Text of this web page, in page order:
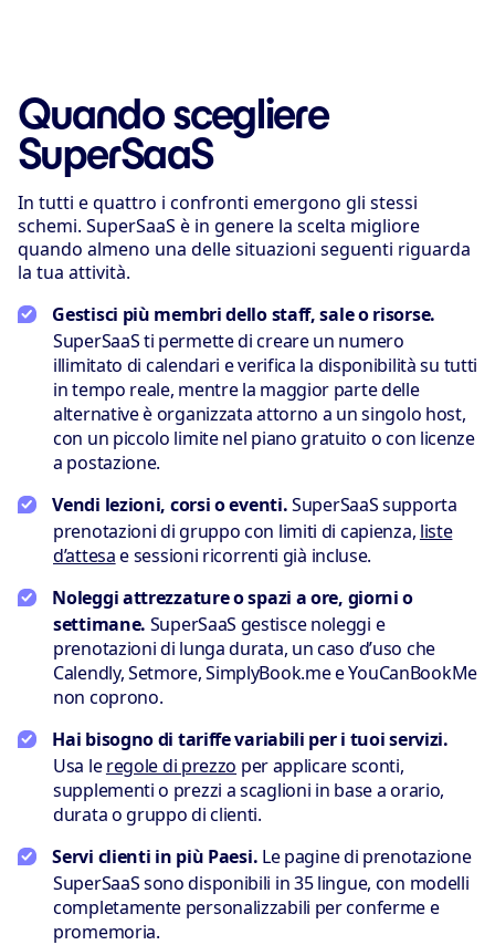
Quando scegliere
SuperSaaS
In tutti e quattro i confronti emergono gli stessi
schemi. SuperSaaS è in genere la scelta migliore
quando almeno una delle situazioni seguenti riguarda
la tua attività.
Gestisci più membri dello staff, sale o risorse.
SuperSaaS ti permette di creare un numero
illimitato di calendari e verifica la disponibilità su tutti
in tempo reale, mentre la maggior parte delle
alternative è organizzata attorno a un singolo host,
con un piccolo limite nel piano gratuito o con licenze
a postazione.
Vendi lezioni, corsi o eventi.SuperSaaS supporta
prenotazioni di gruppo con limiti di capienza, liste
d’attesae sessioni ricorrenti già incluse.
Noleggi attrezzature o spazi a ore, giorni o
settimane. SuperSaaS gestisce noleggi e
prenotazioni di lunga durata, un caso d’uso che
Calendly, Setmore, SimplyBook.me e YouCanBookMe
non coprono.
Hai bisogno di tariffe variabili per i tuoi servizi.
Usa leregole di prezzo per applicare sconti,
supplementi o prezzi a scaglioni in base a orario,
durata o gruppo di clienti.
Servi clienti in più Paesi. Le pagine di prenotazione
SuperSaaS sono disponibili in 35 lingue, con modelli
completamente personalizzabili per conferme e
promemoria.